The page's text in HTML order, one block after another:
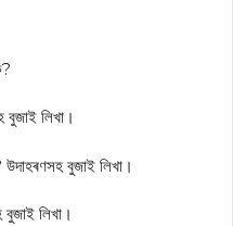
বুজাই লিখা।
বুজাই লিখা।
লিখা।